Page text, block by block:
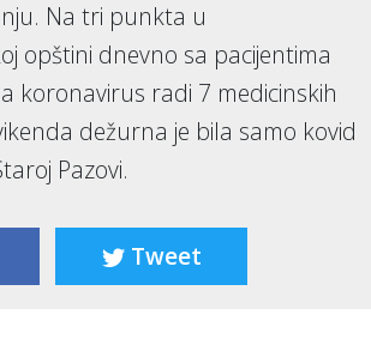
Na tri punkta u
opštini dnevno sa pacijentima
koronavirus radi 7 medicinskih
dežurna je bila samo kovid
Pazovi.
Tweet